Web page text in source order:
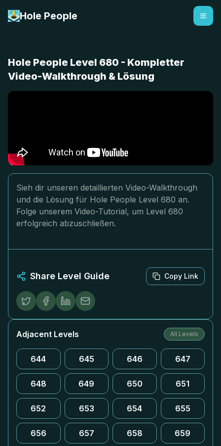
Hole People
Hole People Level 680 - Kompletter
Video-Walkthrough & Lösung
Sieh dir unseren detaillierten Video-Walkthrough
und die Lösung für Hole People Level 680 an.
Folge unserem Video-Tutorial, um Level 680
erfolgreich abzuschließen.
Share Level Guide Copy Link
Adjacent Levels All Levels
644 645 646 647
648 649 650 651
652 653 654 655
656 657 658 659